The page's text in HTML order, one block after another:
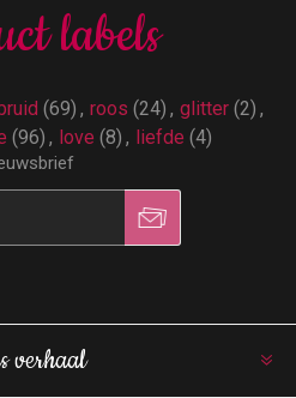
labels
(69) , roos (24) , glitter (2) ,
(96) , love (8) , liefde (4)
verhaal